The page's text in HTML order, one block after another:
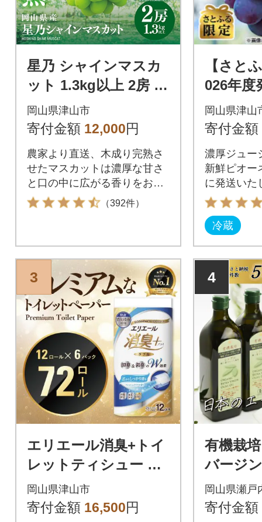
星乃 シャインマスカ
ット 1.3kg以上 2房 数
量限定 岡山県産 ぶど
う フルーツ 人気ぶど
岡山県津山市
寄付金額 12,000円
農家より直送、木成り完熟さ
せたマスカットは濃厚な甘さ
と口の中に広がる香りをお楽
しみください。
（392件）
【さと
026年度
き農家
ーピオ
岡山県津山
寄付金額
濃厚ジュー
新鮮ピオー
に発送いた
冷蔵
3
エリエール消臭+トイ
レットティシュー ダ
ブル 72ロール(12ロー
ル×6パック) トイレッ
岡山県津山市
寄付金額 16,500円
4
有機栽
バージ
イル シ
ット
岡山県瀬戸
寄付金額